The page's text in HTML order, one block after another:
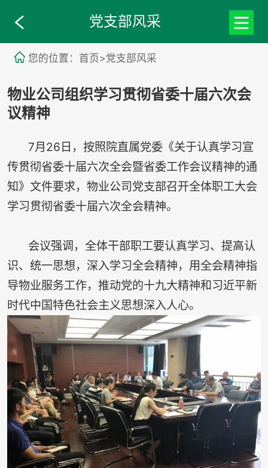
党支部风采
您的位置：首页>党支部风采
物业公司组织学习贯彻省委十届六次会
议精神
7月26日，按照院直属党委《关于认真学习宣
传贯彻省委十届六次全会暨省委工作会议精神的通
知》文件要求，物业公司党支部召开全体职工大会
学习贯彻省委十届六次全会精神。
会议强调，全体干部职工要认真学习、提高认
识、统一思想，深入学习全会精神，用全会精神指
导物业服务工作，推动党的十九大精神和习近平新
时代中国特色社会主义思想深入人心。